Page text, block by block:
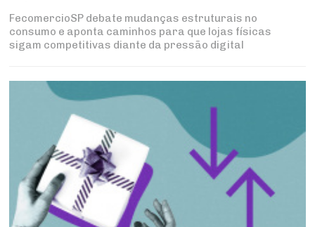
FecomercioSP debate mudanças estruturais no
consumo e aponta caminhos para que lojas físicas
sigam competitivas diante da pressão digital